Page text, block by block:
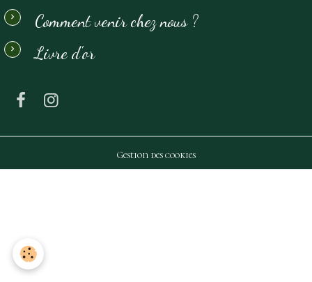
Comment venir chez nous ?
Livre d'or
Gestion des cookies